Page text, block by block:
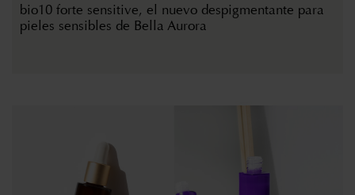
bio10 forte sensitive, el nuevo despigmentante para
pieles sensibles de Bella Aurora